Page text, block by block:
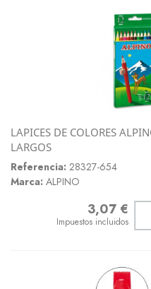
LAPICES DE COLORES
LARGOS
Referencia: 28327-654
Marca: ALPINO
3,07 €
Impuestos incluidos